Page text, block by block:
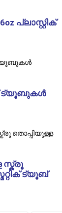
പ്ലാസ്റ്റിക്
ട്യൂബുകൾ
സ്ക്രൂ
ട്യൂബ്